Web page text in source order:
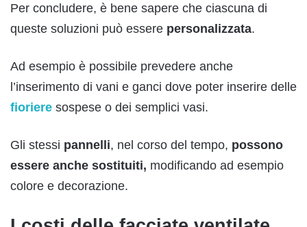
Per concludere, è bene sapere che ciascuna di
queste soluzioni può essere personalizzata.
Ad esempio è possibile prevedere anche
l’inserimento di vani e ganci dove poter inserire delle
fioriere sospese o dei semplici vasi.
Gli stessi pannelli, nel corso del tempo, possono
essere anche sostituiti, modificando ad esempio
colore e decorazione.